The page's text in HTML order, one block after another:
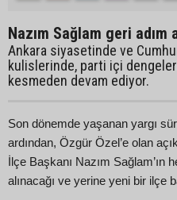
Nazım Sağlam geri adım
Ankara siyasetinde ve
kulislerinde, parti içi
kesmeden devam ediyor.
Son dönemde yaşanan yargı
ardından, Özgür Özel’e olan
İlçe Başkanı Nazım Sağlam’ın
alınacağı ve yerine yeni bir ilçe